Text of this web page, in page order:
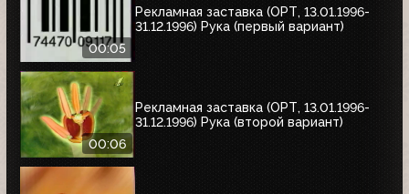
00:05
Рекламная заставка (ОРТ, 13.01.1996-
31.12.1996) Рука (первый вариант)
00:06
Рекламная заставка (ОРТ, 13.01.1996-
31.12.1996) Рука (второй вариант)